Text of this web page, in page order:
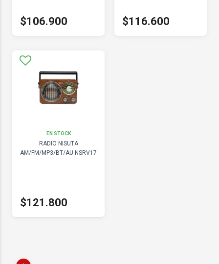
$106.900 $116.600
EN STOCK
RADIO NISUTA
AM/FM/MP3/BT/AU NSRV17
$121.800